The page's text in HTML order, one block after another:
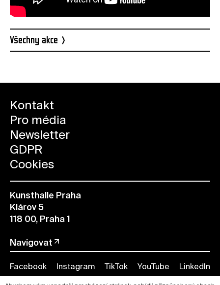
Všechny akce
Kontakt
Pro média
Newsletter
GDPR
Cookies
Kunsthalle Praha
Klárov 5
118 00, Praha 1
Navigovat
Facebook Instagram TikTok YouTube LinkedIn